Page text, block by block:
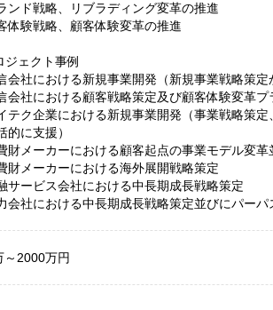
ンド戦略、リブラディング変革の推進
体験戦略、顧客体験変革の推進
ェクト事例
会社における新規事業開発（新規事業戦略策定
会社における顧客戦略策定及び顧客体験変革
テク企業における新規事業開発（事業戦略策
的に支援）
財メーカーにおける顧客起点の事業モデル変
財メーカーにおける海外展開戦略策定
サービス会社における中長期成長戦略策定
会社における中長期成長戦略策定並びにパーパ
～2000万円